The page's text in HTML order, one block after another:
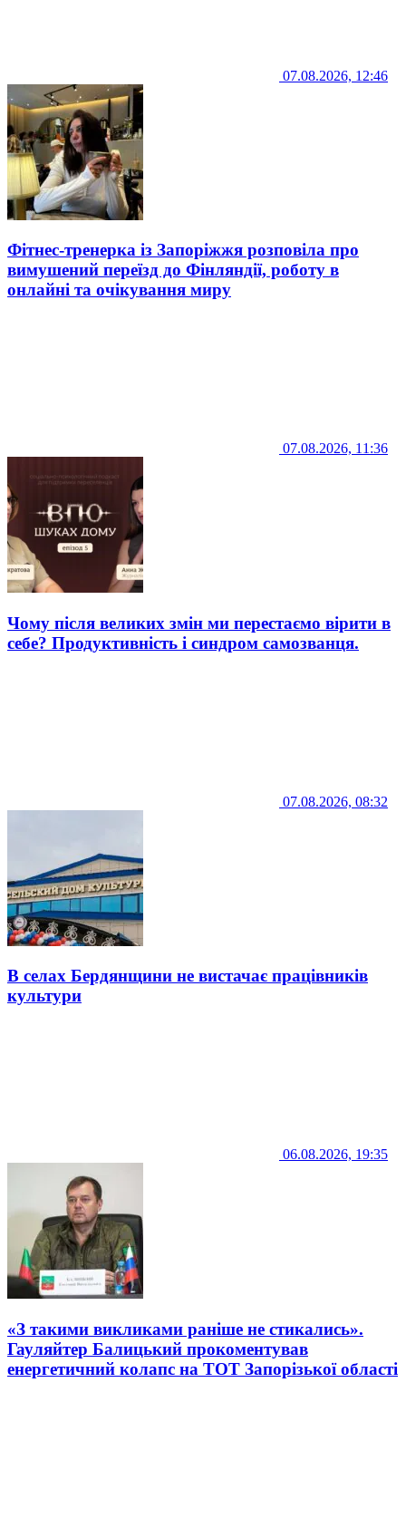
07.08.2026, 12:46
Фітнес-тренерка із Запоріжжя розповіла про
вимушений переїзд до Фінляндії, роботу в
онлайні та очікування миру
07.08.2026, 11:36
Чому після великих змін ми перестаємо вірити в
себе? Продуктивність і синдром самозванця.
07.08.2026, 08:32
В селах Бердянщини не вистачає працівників
культури
06.08.2026, 19:35
«З такими викликами раніше не стикались».
Гауляйтер Балицький прокоментував
енергетичний колапс на ТОТ Запорізької області